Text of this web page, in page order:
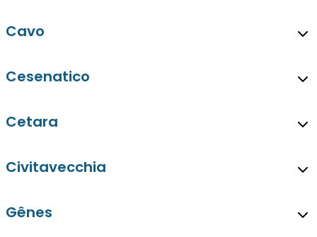
Cavo
Cesenatico
Cetara
Civitavecchia
Gênes